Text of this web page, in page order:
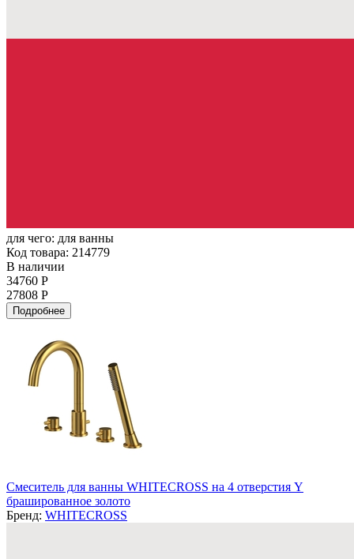
для чего: для ванны
Код товара: 214779
В наличии
34760 Р
27808 Р
Подробнее
Смеситель для ванны WHITECROSS на 4 отверстия Y
брашированное золото
Бренд: WHITECROSS